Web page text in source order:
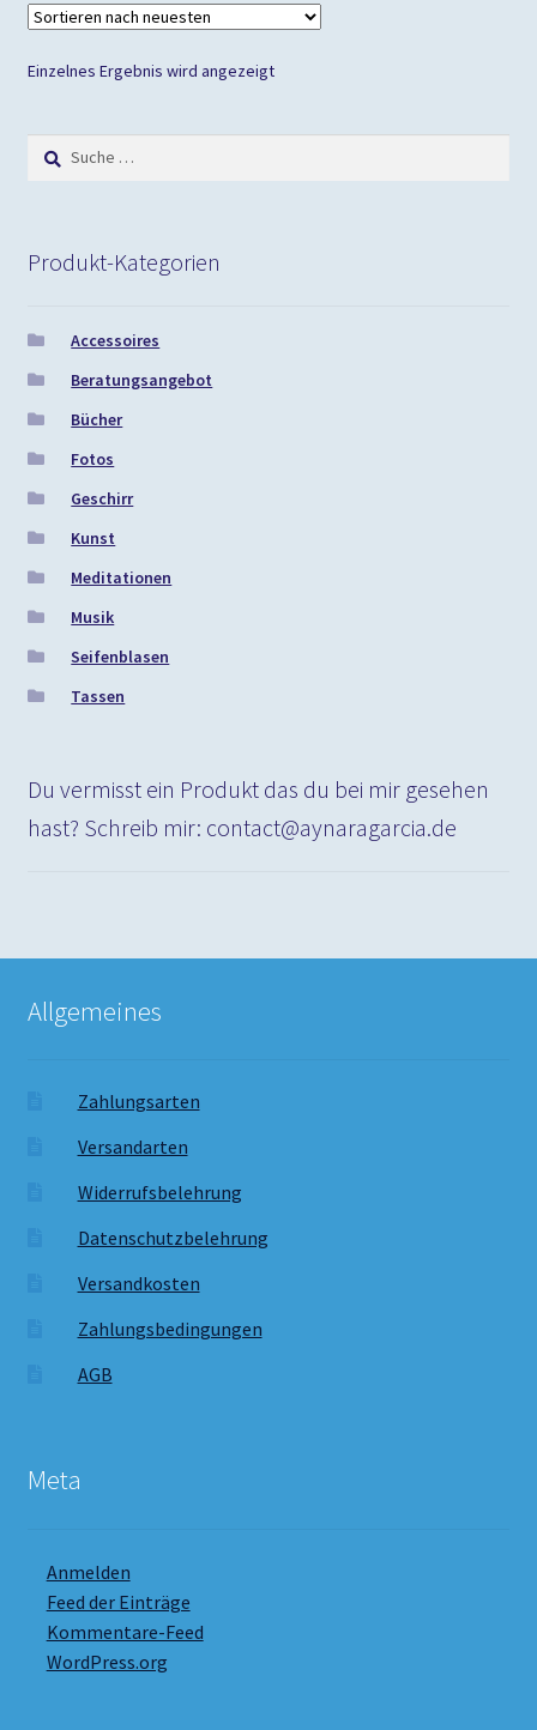
Einzelnes Ergebnis wird angezeigt
Suche
nach:
Produkt-Kategorien
Accessoires
Beratungsangebot
Bücher
Fotos
Geschirr
Kunst
Meditationen
Musik
Seifenblasen
Tassen
Du vermisst ein Produkt das du bei mir gesehen
hast? Schreib mir: contact@aynaragarcia.de
Allgemeines
Zahlungsarten
Versandarten
Widerrufsbelehrung
Datenschutzbelehrung
Versandkosten
Zahlungsbedingungen
AGB
Meta
Anmelden
Feed der Einträge
Kommentare-Feed
WordPress.org